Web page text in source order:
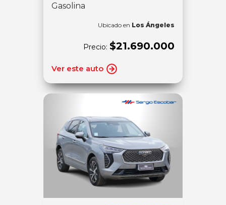
Gasolina
Ubicado en Los Ángeles
Precio: $21.690.000
Ver este auto